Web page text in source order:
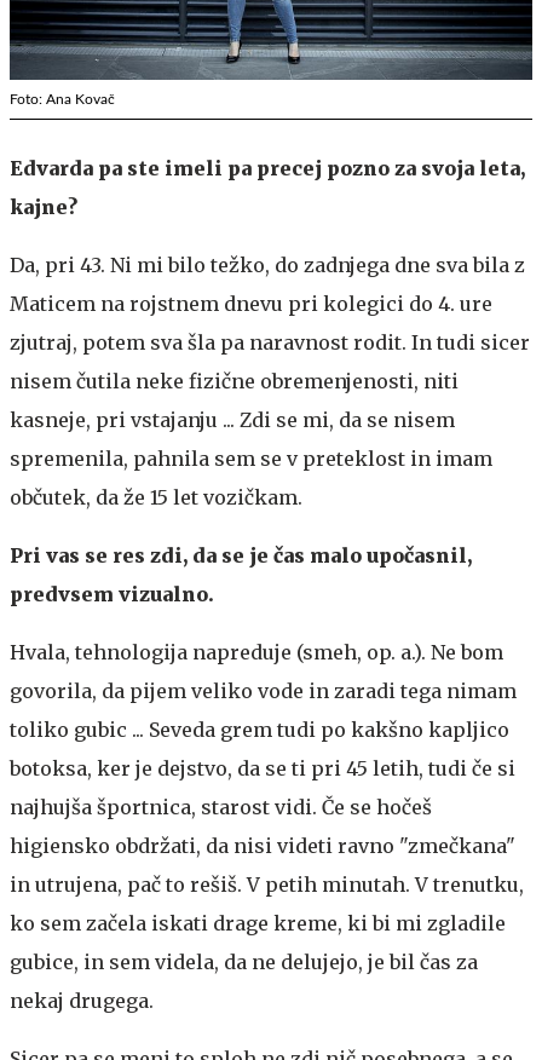
Foto: Ana Kovač
Edvarda pa ste imeli pa precej pozno za svoja leta,
kajne?
Da, pri 43. Ni mi bilo težko, do zadnjega dne sva bila z
Maticem na rojstnem dnevu pri kolegici do 4. ure
zjutraj, potem sva šla pa naravnost rodit. In tudi sicer
nisem čutila neke fizične obremenjenosti, niti
kasneje, pri vstajanju ... Zdi se mi, da se nisem
spremenila, pahnila sem se v preteklost in imam
občutek, da že 15 let vozičkam.
Pri vas se res zdi, da se je čas malo upočasnil,
predvsem vizualno.
Hvala, tehnologija napreduje (smeh, op. a.). Ne bom
govorila, da pijem veliko vode in zaradi tega nimam
toliko gubic ... Seveda grem tudi po kakšno kapljico
botoksa, ker je dejstvo, da se ti pri 45 letih, tudi če si
najhujša športnica, starost vidi. Če se hočeš
higiensko obdržati, da nisi videti ravno "zmečkana"
in utrujena, pač to rešiš. V petih minutah. V trenutku,
ko sem začela iskati drage kreme, ki bi mi zgladile
gubice, in sem videla, da ne delujejo, je bil čas za
nekaj drugega.